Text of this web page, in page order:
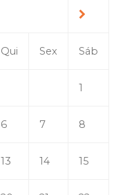
Qui Sex Sáb
1
6 7 8
13 14 15